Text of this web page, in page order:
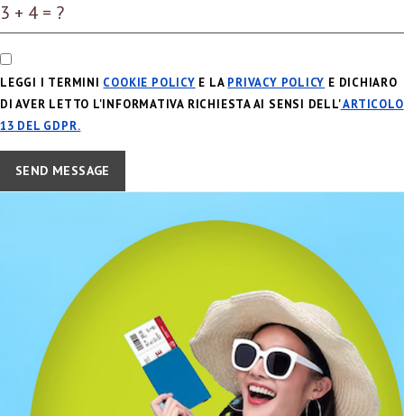
LEGGI I TERMINI COOKIE POLICY E LA PRIVACY POLICY E DICHIARO
DI AVER LETTO L'INFORMATIVA RICHIESTA AI SENSI DELL'ARTICOLO
13 DEL GDPR.
SEND MESSAGE